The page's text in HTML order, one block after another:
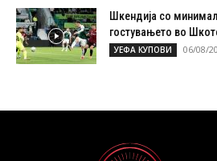
Шкендија со
гостувањето во
УЕФА КУПОВИ 06/08/